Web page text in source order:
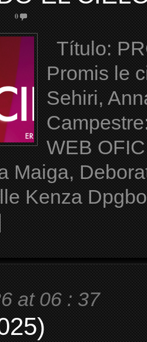
0
Título:
Promis le
Sehiri,
WEB
Maiga,
Kenza
at 06 : 37